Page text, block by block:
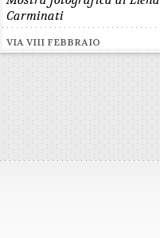
Carminati
VIA VIII FEBBRAIO